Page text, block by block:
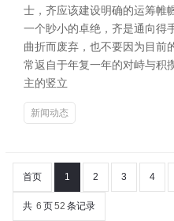
士，齐应该建设明确的运筹帷
一个眇小的卓绝，齐是通向得
曲折而废弃，也不要因为目前
常返自于年复一年的对峙与积
主的竖立
新闻动态
首页 1 2 3 4
共 6 页52 条记录